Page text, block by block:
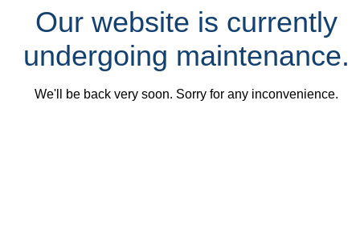
Our website is currently
undergoing maintenance.
We'll be back very soon. Sorry for any inconvenience.